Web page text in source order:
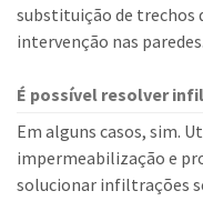
substituição de trechos
intervenção nas paredes.
É possível resolver
Em alguns casos, sim.
impermeabilização e
solucionar infiltrações